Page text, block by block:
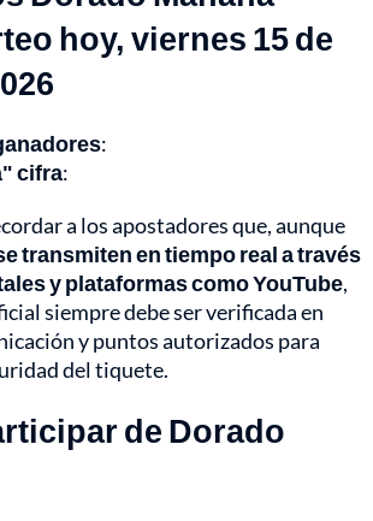
hoy, viernes 15 de
:
cifra:
a los apostadores que, aunque
transmiten en tiempo real a través
y plataformas como YouTube,
siempre debe ser verificada en
y puntos autorizados para
del tiquete.
de Dorado